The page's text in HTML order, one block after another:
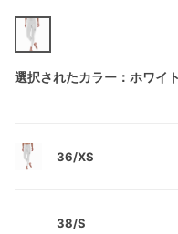
選択されたカラー：ホワイト
36/XS
38/S